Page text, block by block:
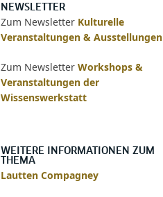
NEWSLETTER
Zum Newsletter Kulturelle
Veranstaltungen & Ausstellungen
Zum Newsletter Workshops &
Veranstaltungen der
Wissenswerkstatt
WEITERE INFORMATIONEN ZUM
THEMA
Lautten Compagney